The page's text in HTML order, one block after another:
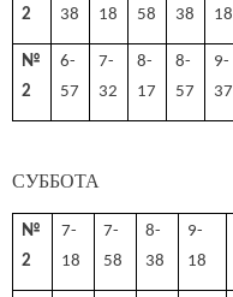
2
38
18
58
38
18
№
2
6-
57
7-
32
8-
17
8-
57
9-
37
СУББОТА
№
2
7-
18
7-
58
8-
38
9-
18